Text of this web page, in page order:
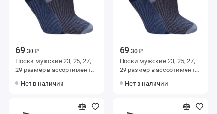
69.30 ₽
Носки мужские 23, 25, 27,
29 размер в ассортименте
Нет в наличии
69.30 ₽
Носки мужские 23, 25, 27,
29 размер в ассортименте
Нет в наличии